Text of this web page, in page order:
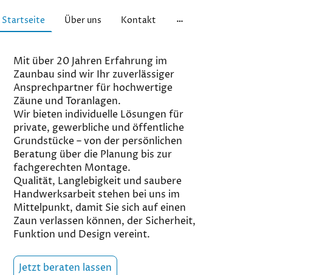
Startseite Über uns Kontakt
Mit über 20 Jahren Erfahrung im
Zaunbau sind wir Ihr zuverlässiger
Ansprechpartner für hochwertige
Zäune und Toranlagen.
Wir bieten individuelle Lösungen für
private, gewerbliche und öffentliche
Grundstücke – von der persönlichen
Beratung über die Planung bis zur
fachgerechten Montage.
Qualität, Langlebigkeit und saubere
Handwerksarbeit stehen bei uns im
Mittelpunkt, damit Sie sich auf einen
Zaun verlassen können, der Sicherheit,
Funktion und Design vereint.
Jetzt beraten lassen